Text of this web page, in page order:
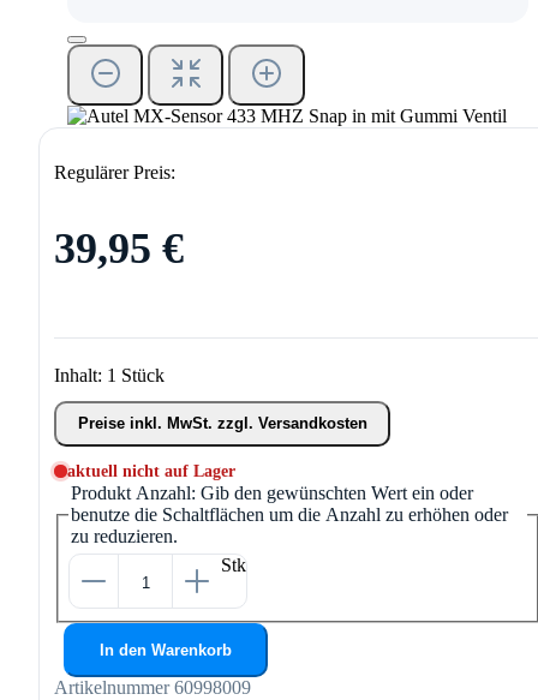
Regulärer Preis:
39,95 €
Inhalt: 1 Stück
Preise inkl. MwSt. zzgl. Versandkosten
aktuell nicht auf Lager
Produkt Anzahl: Gib den gewünschten Wert ein oder
benutze die Schaltflächen um die Anzahl zu erhöhen oder
zu reduzieren.
Stk
In den Warenkorb
Artikelnummer 60998009